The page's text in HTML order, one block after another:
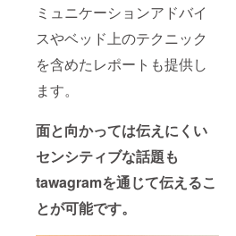
ミュニケーションアドバイ
スやベッド上のテクニック
を含めたレポートも提供し
ます。
面と向かっては伝えにくい
センシティブな話題も
tawagramを通じて伝えるこ
とが可能です。